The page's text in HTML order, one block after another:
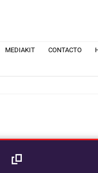
MEDIAKIT CONTACTO